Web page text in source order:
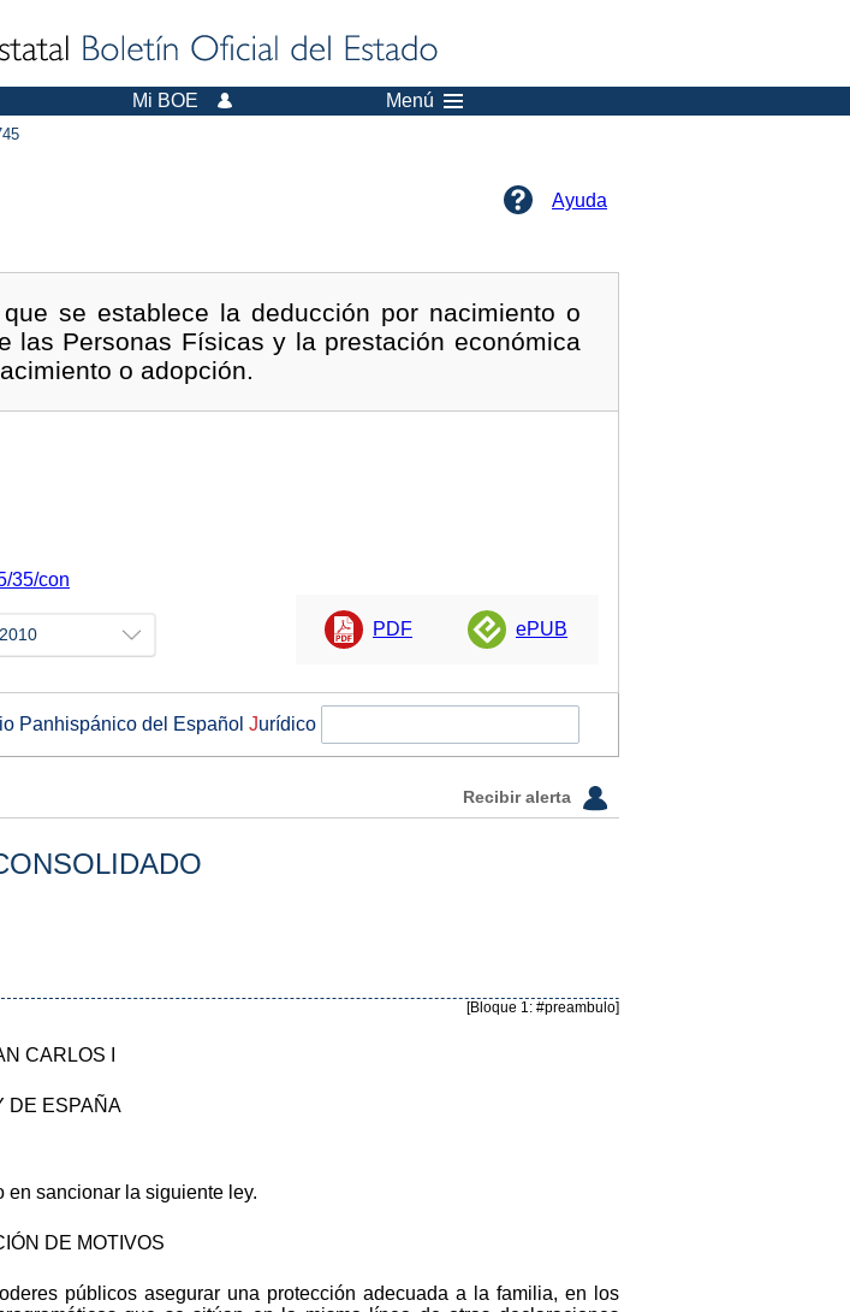
Mi BOE Menú
Ayuda
se establece la deducción por nacimiento o
las Personas Físicas y la prestación económica
o adopción.
35/con
PDF ePUB
Panhispánico del Español Jurídico
Recibir alerta
[Bloque 1: #preambulo]
CARLOS I
DE ESPAÑA
en sancionar la siguiente ley.
DE MOTIVOS
públicos asegurar una protección adecuada a la familia, en los